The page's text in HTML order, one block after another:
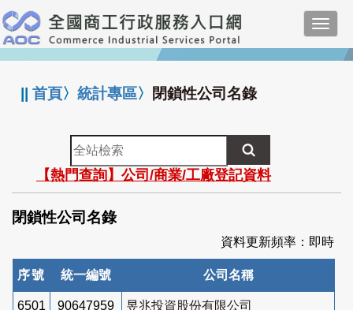
跳
到
主
要
:::
||首頁〉統計專區〉 閉鎖性公司名錄
全
站
檢
索
【熱門查詢】公司/商業/工廠登記資料
閉鎖性公司名錄
資料更新頻率：即時
序號 統一編號 公司名稱
6501 90647959 昱兆投資股份有限公司